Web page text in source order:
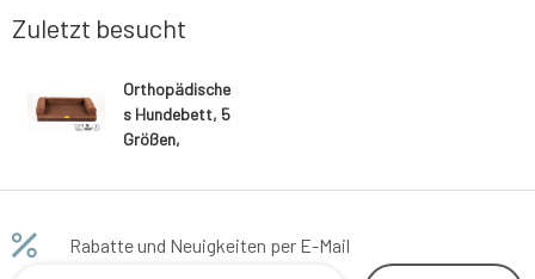
Zuletzt besucht
Orthopädische
s Hundebett, 5
Größen,
Rand, 10 cm
Schaum,
Rabatte und Neuigkeiten per E-Mail